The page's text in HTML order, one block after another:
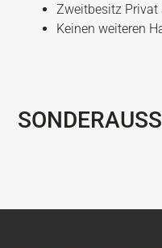
Zweitbesitz Privat
Keinen weiteren